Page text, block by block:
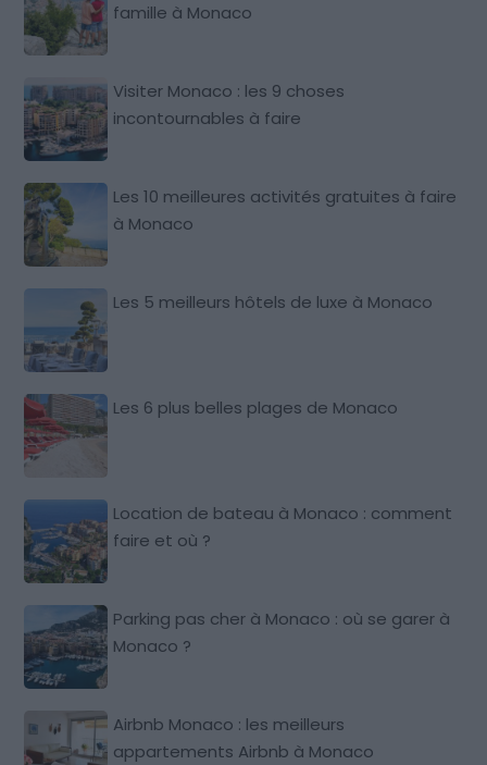
famille à Monaco
Visiter Monaco : les 9 choses
incontournables à faire
Les 10 meilleures activités gratuites à faire
à Monaco
Les 5 meilleurs hôtels de luxe à Monaco
Les 6 plus belles plages de Monaco
Location de bateau à Monaco : comment
faire et où ?
Parking pas cher à Monaco : où se garer à
Monaco ?
Airbnb Monaco : les meilleurs
appartements Airbnb à Monaco